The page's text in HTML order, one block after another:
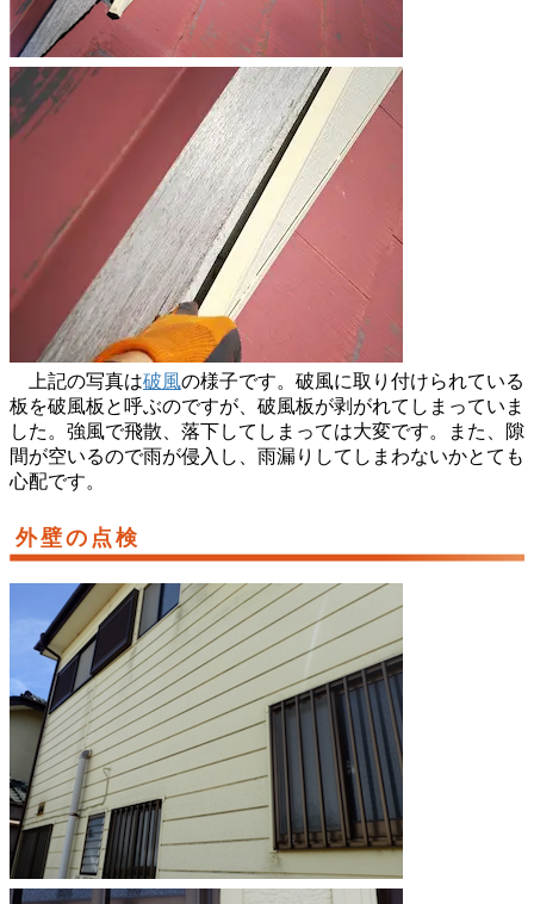
上記の写真は破風の様子です。破風に取り付けられている
板を破風板と呼ぶのですが、破風板が剥がれてしまっていま
した。強風で飛散、落下してしまっては大変です。また、隙
間が空いるので雨が侵入し、雨漏りしてしまわないかとても
心配です。
外壁の点検